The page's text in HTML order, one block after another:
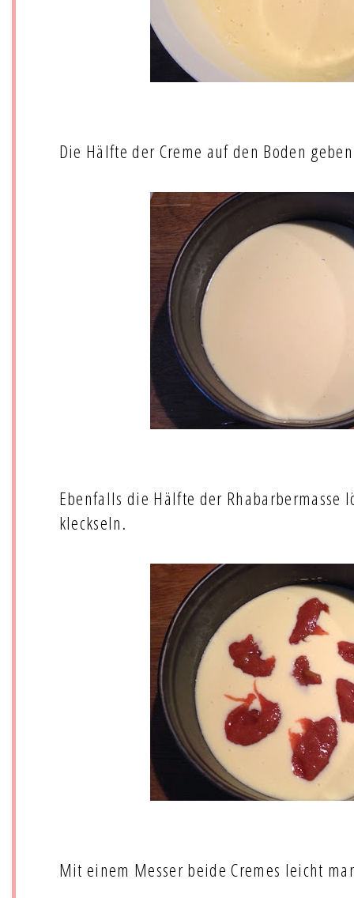
Die Hälfte der Creme auf den Boden
Ebenfalls die Hälfte der Rhabarbermasse
kleckseln.
Mit einem Messer beide Cremes leicht